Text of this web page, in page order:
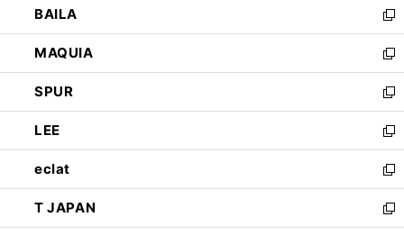
く
ィ
ン
ド
ウ
で
開
く
い
ウ
ィ
ン
ド
ウ
で
開
く
BAILA
新
し
い
ウ
ィ
ン
ド
ウ
で
開
く
MAQUIA
新
し
い
ウ
ィ
ン
ド
ウ
で
開
SPUR
新
し
い
ウ
ィ
ン
ド
ウ
LEE
新
し
い
ウ
ィ
ン
eclat
新
し
い
ウ
T JAPAN
新
し